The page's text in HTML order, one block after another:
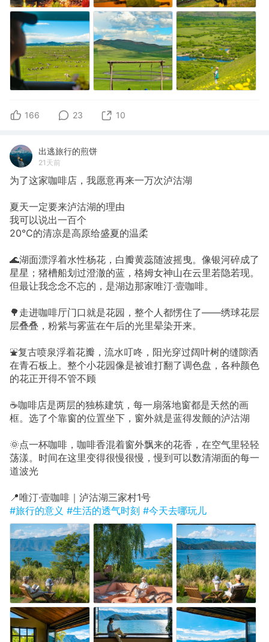
166 23 10
出逃旅行的煎饼
21天前
为了这家咖啡店，我愿意再来一万次泸沽湖
夏天一定要来泸沽湖的理由
我可以说出一百个
20℃的清凉是高原给盛夏的温柔
🌊湖面漂浮着水性杨花，白瓣黄蕊随波摇曳。像银河碎成了
星星；猪槽船划过澄澈的蓝，格姆女神山在云里若隐若现。
但最让我念念不忘的，是湖边那家唯汀·壹咖啡。
🌳走进咖啡厅门口就是花园，整个人都愣住了——绣球花层
层叠叠，粉紫与雾蓝在午后的光里晕染开来。
⛲复古喷泉浮着花瓣，流水叮咚，阳光穿过阔叶树的缝隙洒
在青石板上。整个小花园像是被谁打翻了调色盘，各种颜色
的花正开得不管不顾
☕咖啡店是两层的独栋建筑，每一扇落地窗都是天然的画
框。选了个靠窗的位置坐下，窗外就是蓝得发颤的泸沽湖
🌞点一杯咖啡，咖啡香混着窗外飘来的花香，在空气里轻轻
荡漾。时间在这里变得很慢很慢，慢到可以数清湖面的每一
道波光
📍唯汀·壹咖啡｜泸沽湖三家村1号
#旅行的意义 #生活的透气时刻 #今天去哪玩儿